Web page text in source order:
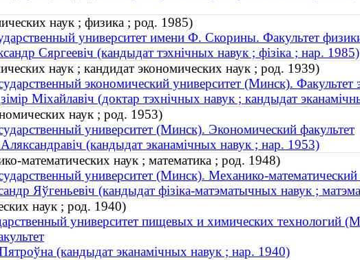
наук ; физика ; род. 1985)
университет имени Ф. Скорины. Факультет
Сяргеевіч (кандыдат тэхнічных навук ; фізіка ; нар. 1985)
наук ; кандидат экономических наук ; род. 1939)
экономический университет (Минск).
Міхайлавіч (доктар тэхнічных навук ; кандыдат
наук ; род. 1953)
университет (Минск). Экономический факультет
(кандыдат эканамічных навук ; нар. 1953)
математических наук ; математика ; род. 1948)
университет (Минск). Механико-математический
Яўгеньевiч (кандыдат фізіка-матэматычных навук ;
наук ; род. 1940)
университет пищевых и химических технологий
(кандыдат эканамічных навук ; нар. 1940)